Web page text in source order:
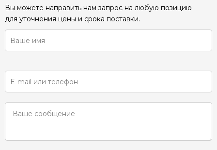
Вы можете направить нам запрос на любую позицию
для уточнения цены и срока поставки.